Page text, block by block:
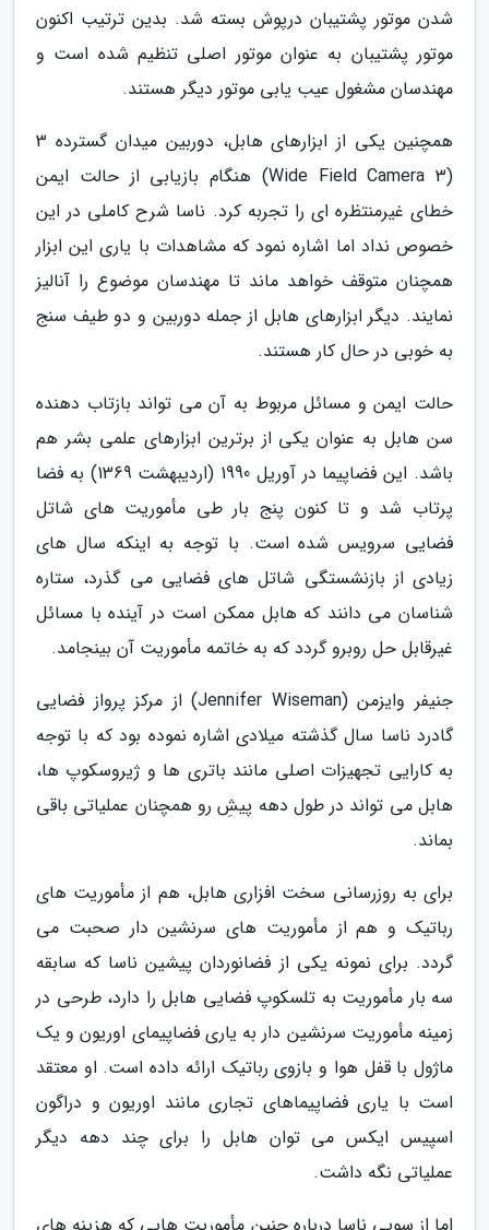
شدن موتور پشتیبان درپوش بسته شد. بدین ترتیب اکنون
موتور پشتیبان به عنوان موتور اصلی تنظیم شده است و
مهندسان مشغول عیب یابی موتور دیگر هستند.
همچنین یکی از ابزارهای هابل، دوربین میدان گسترده 3
(Wide Field Camera 3) هنگام بازیابی از حالت ایمن
خطای غیرمنتظره ای را تجربه کرد. ناسا شرح کاملی در این
خصوص نداد اما اشاره نمود که مشاهدات با یاری این ابزار
همچنان متوقف خواهد ماند تا مهندسان موضوع را آنالیز
نمایند. دیگر ابزارهای هابل از جمله دوربین و دو طیف سنج
به خوبی در حال کار هستند.
حالت ایمن و مسائل مربوط به آن می تواند بازتاب دهنده
سن هابل به عنوان یکی از برترین ابزارهای علمی بشر هم
باشد. این فضاپیما در آوریل 1990 (اردیبهشت 1369) به فضا
پرتاب شد و تا کنون پنج بار طی مأموریت های شاتل
فضایی سرویس شده است. با توجه به اینکه سال های
زیادی از بازنشستگی شاتل های فضایی می گذرد، ستاره
شناسان می دانند که هابل ممکن است در آینده با مسائل
غیرقابل حل روبرو گردد که به خاتمه مأموریت آن بینجامد.
جنیفر وایزمن (Jennifer Wiseman) از مرکز پرواز فضایی
گادرد ناسا سال گذشته میلادی اشاره نموده بود که با توجه
به کارایی تجهیزات اصلی مانند باتری ها و ژیروسکوپ ها،
هابل می تواند در طول دهه پیشِ رو همچنان عملیاتی باقی
بماند.
برای به روزرسانی سخت افزاری هابل، هم از مأموریت های
رباتیک و هم از مأموریت های سرنشین دار صحبت می
گردد. برای نمونه یکی از فضانوردان پیشین ناسا که سابقه
سه بار مأموریت به تلسکوپ فضایی هابل را دارد، طرحی در
زمینه مأموریت سرنشین دار به یاری فضاپیمای اوریون و یک
ماژول با قفل هوا و بازوی رباتیک ارائه داده است. او معتقد
است با یاری فضاپیماهای تجاری مانند اوریون و دراگون
اسپیس ایکس می توان هابل را برای چند دهه دیگر
عملیاتی نگه داشت.